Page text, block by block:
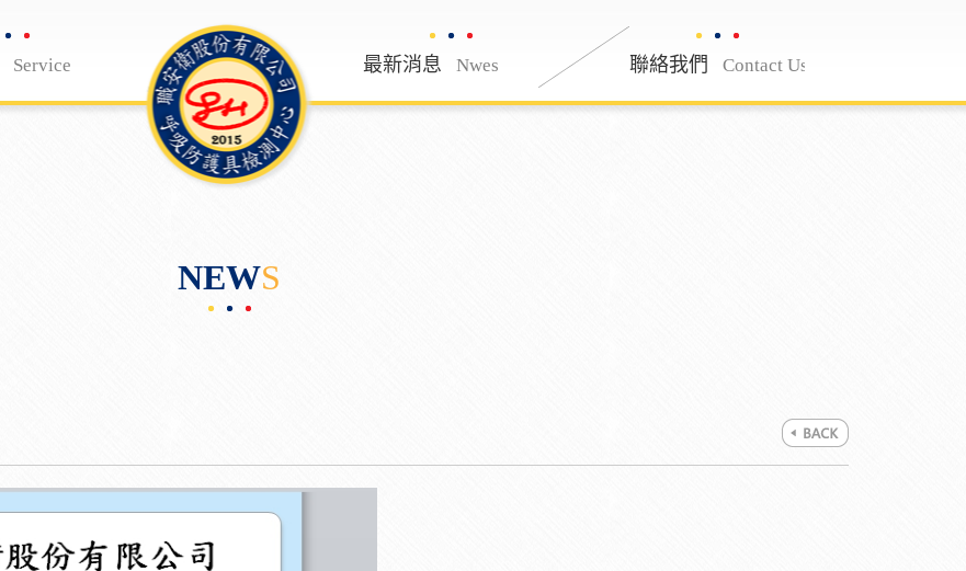
Service 檢測服務 Service 最新消息 Nwes 最新消息 Nwes
聯絡我們 Contact Us
NEWS